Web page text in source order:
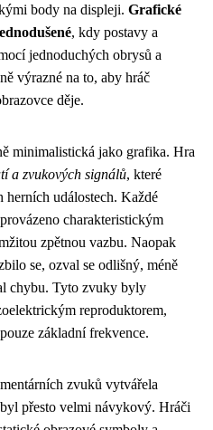
body na displeji. Grafické
, kdy postavy a
jednoduchých obrysů a
výrazné na to, aby hráč
děje.
minimalistická jako grafika. Hra
a zvukových signálů, které
událostech. Každé
charakteristickým
zpětnou vazbu. Naopak
se, ozval se odlišný, méně
chybu. Tyto zvuky byly
reproduktorem,
základní frekvence.
zvuků vytvářela
přesto velmi návykový. Hráči